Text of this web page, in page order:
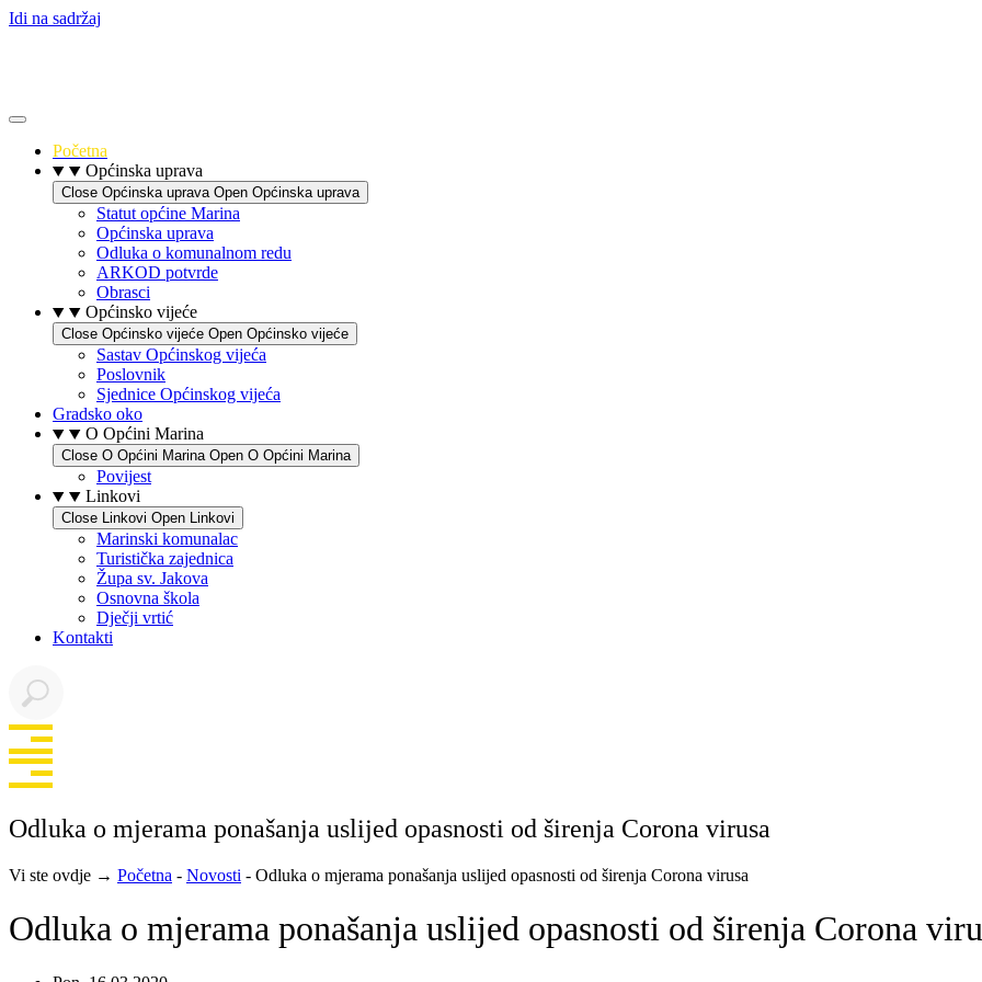
Idi na sadržaj
Početna
Općinska uprava
Close Općinska uprava Open Općinska uprava
Statut općine Marina
Općinska uprava
Odluka o komunalnom redu
ARKOD potvrde
Obrasci
Općinsko vijeće
Close Općinsko vijeće Open Općinsko vijeće
Sastav Općinskog vijeća
Poslovnik
Sjednice Općinskog vijeća
Gradsko oko
O Općini Marina
Close O Općini Marina Open O Općini Marina
Povijest
Linkovi
Close Linkovi Open Linkovi
Marinski komunalac
Turistička zajednica
Župa sv. Jakova
Osnovna škola
Dječji vrtić
Kontakti
Odluka o mjerama ponašanja uslijed opasnosti od širenja Corona virusa
Vi ste ovdje → Početna - Novosti - Odluka o mjerama ponašanja uslijed opasnosti od širenja Corona virusa
Odluka o mjerama ponašanja uslijed opasnosti od širenja Corona